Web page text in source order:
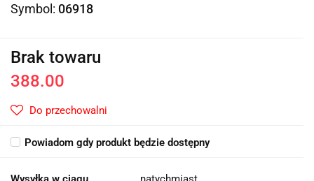
Symbol: 06918
Brak towaru
388.00
Do przechowalni
Powiadom gdy produkt będzie dostępny